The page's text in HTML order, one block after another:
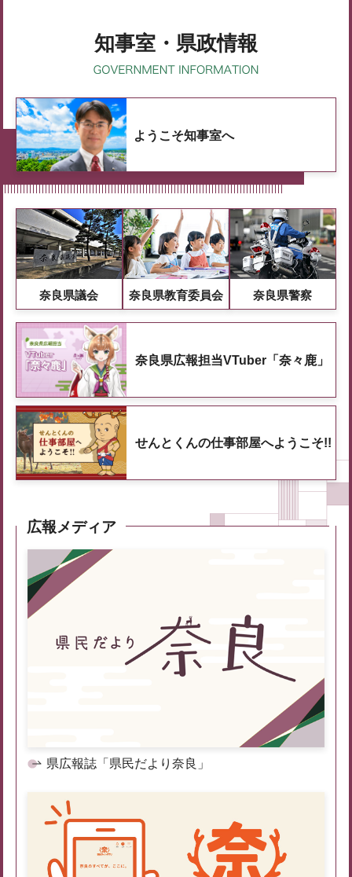
知事室・県政情報
ようこそ知事室へ
奈良県議会 奈良県教育委員会 奈良県警察
奈良県広報担当VTuber「奈々鹿」
せんとくんの仕事部屋へようこそ!!
広報メディア
県広報誌「県民だより奈良」